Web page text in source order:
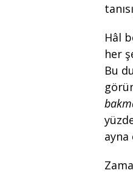
Hâl
her
Bu
ayna